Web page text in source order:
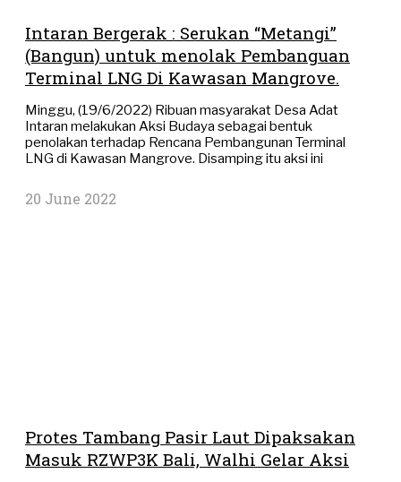
Intaran Bergerak : Serukan “Metangi”
(Bangun) untuk menolak Pembanguan
Terminal LNG Di Kawasan Mangrove.
Minggu, (19/6/2022) Ribuan masyarakat Desa Adat
Intaran melakukan Aksi Budaya sebagai bentuk
penolakan terhadap Rencana Pembangunan Terminal
LNG di Kawasan Mangrove. Disamping itu aksi ini
20 June 2022
Protes Tambang Pasir Laut Dipaksakan
Masuk RZWP3K Bali, Walhi Gelar Aksi